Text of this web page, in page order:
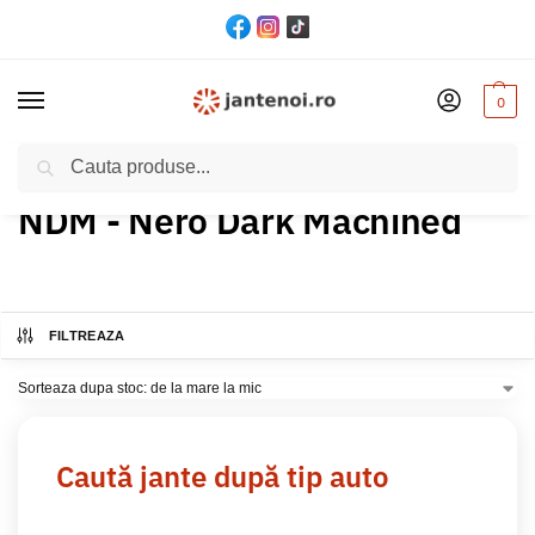
0
Acasă Produs Culoare / NDM - Nero Dark Machined
NDM - Nero Dark Machined
FILTREAZA
Caută jante după tip auto